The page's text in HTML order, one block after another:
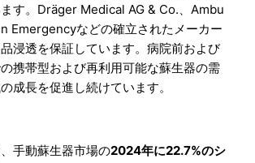
す。Dräger Medical AG & Co.、Ambu
Emergencyなどの確立されたメーカー
浸透を保証しています。病院前および
携帯型および再利用可能な蘇生器の需
成長を促進し続けています。
手動蘇生器市場の2024年に22.7%のシ